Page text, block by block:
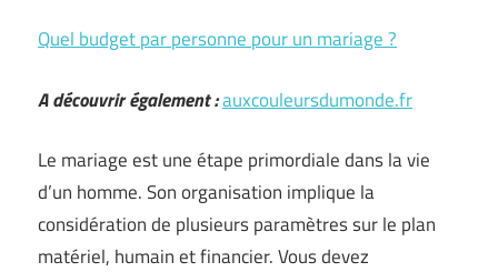
Quel budget par personne pour un mariage ?
A découvrir également :auxcouleursdumonde.fr
Le mariage est une étape primordiale dans la vie
d’un homme. Son organisation implique la
considération de plusieurs paramètres sur le plan
matériel, humain et financier. Vous devez